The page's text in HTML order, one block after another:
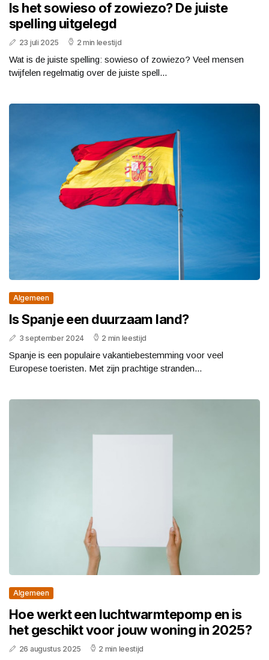
Is het sowieso of zowiezo? De juiste
spelling uitgelegd
23 juli 2025 2 min leestijd
Wat is de juiste spelling: sowieso of zowiezo? Veel mensen
twijfelen regelmatig over de juiste spell...
Algemeen
Is Spanje een duurzaam land?
3 september 2024 2 min leestijd
Spanje is een populaire vakantiebestemming voor veel
Europese toeristen. Met zijn prachtige stranden...
Algemeen
Hoe werkt een luchtwarmtepomp en is
het geschikt voor jouw woning in 2025?
26 augustus 2025 2 min leestijd